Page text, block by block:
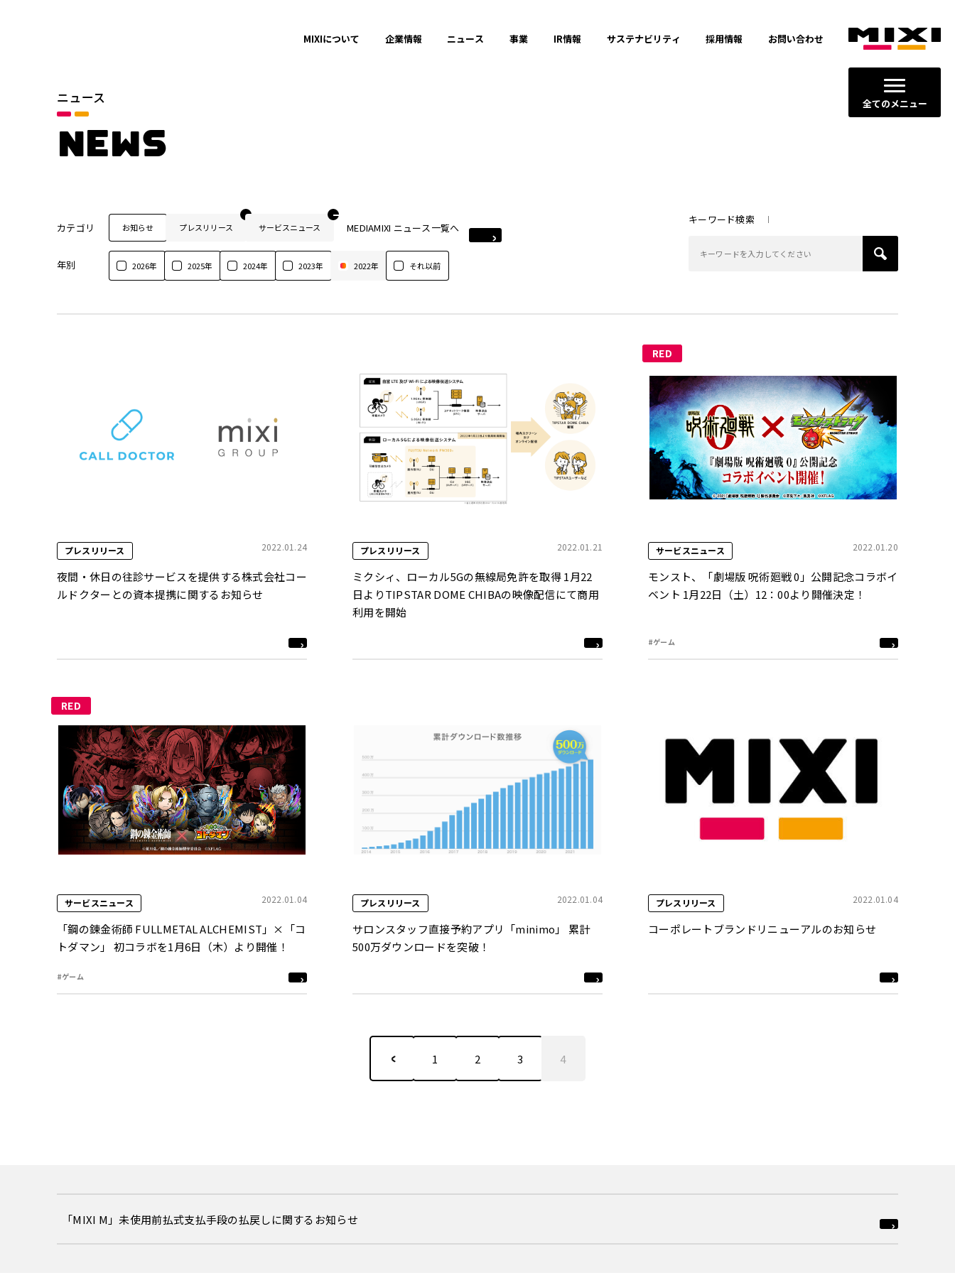
全てのメニュー
MIXIについて 企業情報 ニュース 事業 IR情報 サステナビリティ 採用情報 お問い合わせ
ニュース
NEWS
カテゴリ お知らせ プレスリリース サービスニュース MEDIAMIXI ニュース一覧へ
年別 2026年 2025年 2024年 2023年 2022年 それ以前
キーワード検索
プレスリリース 2022.01.24
夜間・休日の往診サービスを提供する株式会社コー
ルドクターとの資本提携に関するお知らせ
プレスリリース 2022.01.21
ミクシィ、ローカル5Gの無線局免許を取得 1月22
日よりTIPSTAR DOME CHIBAの映像配信にて商用
利用を開始
RED
サービスニュース 2022.01.20
モンスト、「劇場版 呪術廻戦 0」公開記念コラボイ
ベント 1月22日（土）12：00より開催決定！
#ゲーム
RED
サービスニュース 2022.01.04
「鋼の錬金術師 FULLMETAL ALCHEMIST」×「コ
トダマン」 初コラボを1月6日（木）より開催！
#ゲーム
プレスリリース 2022.01.04
サロンスタッフ直接予約アプリ「minimo」 累計
500万ダウンロードを突破！
プレスリリース 2022.01.04
コーポレートブランドリニューアルのお知らせ
1 2 3 4
「MIXI M」未使用前払式支払手段の払戻しに関するお知らせ